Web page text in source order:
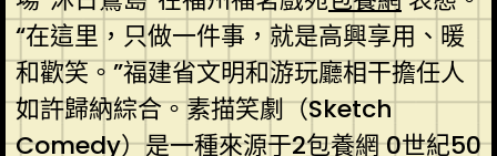
“在這里，只做一件事，就是高興享用、暖
和歡笑。”福建省文明和游玩廳相干擔任人
如許歸納綜合。素描笑劇（Sketch
Comedy）是一種來源于2包養網0世紀50